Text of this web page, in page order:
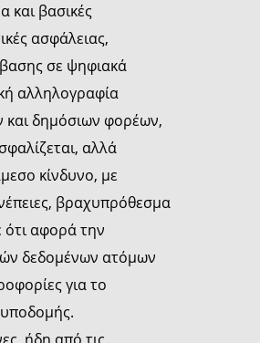
και βασικές
ασφάλειας,
σε ψηφιακά
αλληλογραφία
και δημόσιων φορέων,
αλλά
κίνδυνο, με
βραχυπρόθεσμα
αφορά την
δεδομένων ατόμων
για το